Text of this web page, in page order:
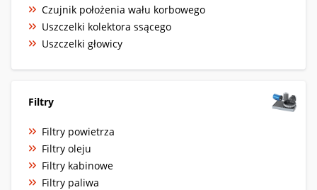
Czujnik położenia wału korbowego
Uszczelki kolektora ssącego
Uszczelki głowicy
Filtry
Filtry powietrza
Filtry oleju
Filtry kabinowe
Filtry paliwa